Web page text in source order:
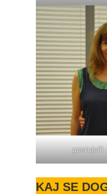
gostujoči
KAJ SE